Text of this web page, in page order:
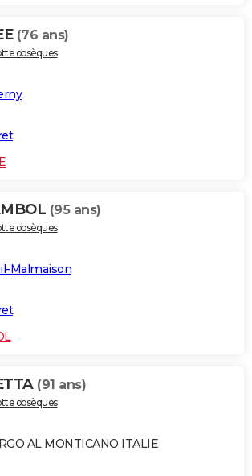
(76 ans)
obsèques
(95 ans)
obsèques
Malmaison
(91 ans)
obsèques
AL MONTICANO ITALIE